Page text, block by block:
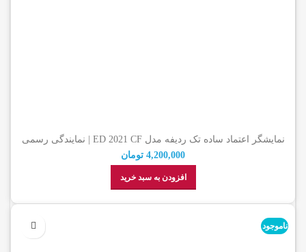
نمایشگر اعتماد ساده تک ردیفه مدل ED 2021 CF | نمایندگی رسمی
اعتماد
4,200,000 تومان
افزودن به سبد خرید
ناموجود